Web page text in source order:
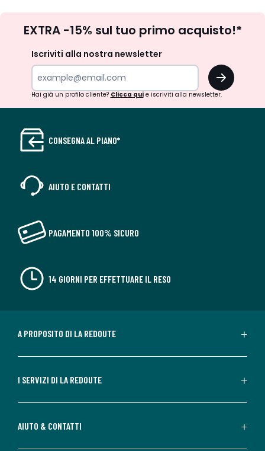
newsletter
EXTRA -15% sul tuo primo acquisto!*
Iscriviti alla nostra newsletter
OK
Hai già un profilo cliente? Clicca quie iscriviti alla newsletter.
CONSEGNA AL PIANO*
AIUTO E CONTATTI
PAGAMENTO 100% SICURO
14 GIORNI PER EFFETTUARE IL RESO
A PROPOSITO DI LA REDOUTE
I SERVIZI DI LA REDOUTE
AIUTO & CONTATTI